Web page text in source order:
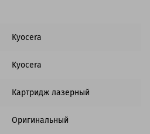
Kyocera
Kyocera
Картридж лазерный
Оригинальный